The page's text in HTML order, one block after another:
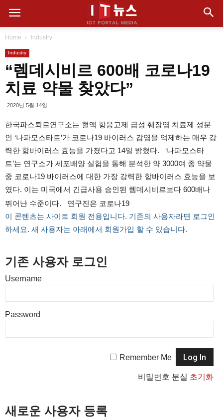
Home Industry
Industry
“렘데시비르 600배 코로나19
치료 약물 찾았다”
2020년 5월 14일
한국파스퇴르연구소는 혈액 항응고제 급성 췌장염 치료제 성분
인 ‘나파모스타트’가 코로나19 바이러스 감염을 억제하는 매우 강
력한 항바이러스 효능을 가졌다고 14일 밝혔다. ‘나파모스타
트’는 연구소가 세포배양 실험을 통해 분석한 약 3000여 종 약물
중 코로나19 바이러스에 대한 가장 강력한 항바이러스 효능을 보
였다. 이는 미국에서 긴급사용 승인된 렘데시비르보다 600배나
뛰어난 수준이다. 연구진은 코로나19
이 콘텐츠는 사이트 회원 전용입니다. 기존의 사용자라면 로그인
하세요. 새 사용자는 아래에서 회원가입 할 수 있습니다.
기존 사용자 로그인
Username
Password
Remember Me
비밀번호 분실 초기화
새로운 사용자 등록